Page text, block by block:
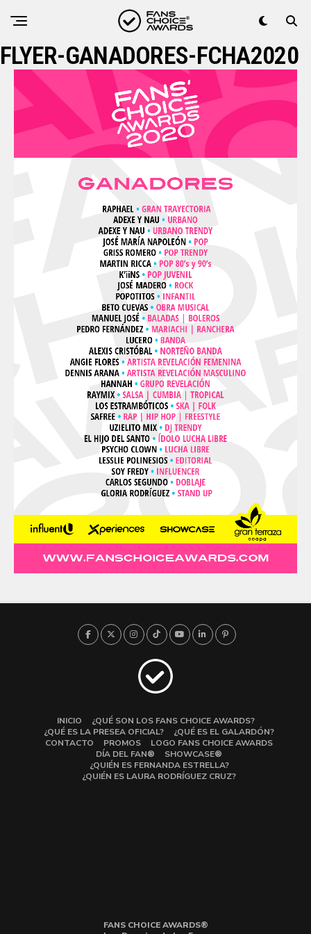
FLYER-GANADORES-FCHA2020
INICIO
¿QUÉ SON LOS FANS CHOICE AWARDS?
¿QUÉ ES LA PRESEA OFICIAL?
¿QUÉ ES EL GALARDÓN?
CONTACTO
PROMOS
LOGO FANS CHOICE AWARDS
DÍA DEL FAN®
SHOWCASE®
¿QUIÉN ES FERNANDA ESTRELLA?
¿QUIÉN ES LAURA RODRÍGUEZ CRUZ?
FANS CHOICE AWARDS®